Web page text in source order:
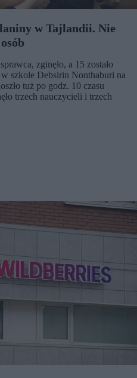
w Tajlandii. Nie
zginęło, a 15 zostało
szkole Debsirin Nonthaburi na
tuż po godz. 10 czasu
trzech nauczycieli i trzech